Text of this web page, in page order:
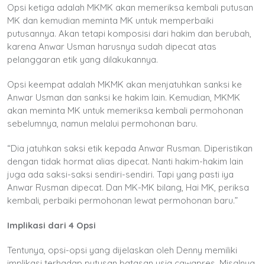
Opsi ketiga adalah MKMK akan memeriksa kembali putusan
MK dan kemudian meminta MK untuk memperbaiki
putusannya. Akan tetapi komposisi dari hakim dan berubah,
karena Anwar Usman harusnya sudah dipecat atas
pelanggaran etik yang dilakukannya.
Opsi keempat adalah MKMK akan menjatuhkan sanksi ke
Anwar Usman dan sanksi ke hakim lain. Kemudian, MKMK
akan meminta MK untuk memeriksa kembali permohonan
sebelumnya, namun melalui permohonan baru.
“Dia jatuhkan saksi etik kepada Anwar Rusman. Diperistikan
dengan tidak hormat alias dipecat. Nanti hakim-hakim lain
juga ada saksi-saksi sendiri-sendiri. Tapi yang pasti iya
Anwar Rusman dipecat. Dan MK-MK bilang, Hai MK, periksa
kembali, perbaiki permohonan lewat permohonan baru.”
Implikasi dari 4 Opsi
Tentunya, opsi-opsi yang dijelaskan oleh Denny memiliki